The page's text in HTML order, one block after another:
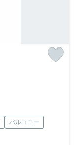
バルコニー